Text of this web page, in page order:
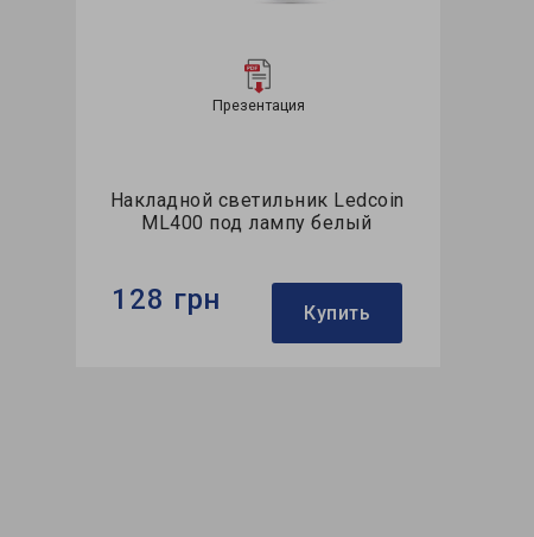
Презентация
Накладной светильник Ledcoin
ML400 под лампу белый
128 грн Купить